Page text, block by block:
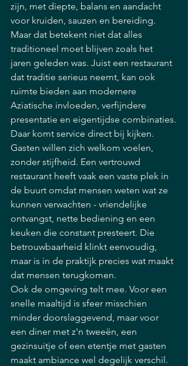
zijn, met diepte, balans en aandacht
voor kruiden, sauzen en bereiding.
Maar dat betekent niet dat alles
traditioneel moet blijven zoals het
jaren geleden was. Juist een restaurant
dat traditie serieus neemt, kan ook
ruimte bieden aan modernere
Aziatische invloeden, verfijndere
presentatie en eigentijdse combinaties.
Daar komt service direct bij kijken.
Gasten willen zich welkom voelen,
zonder stijfheid. Een vertrouwd
restaurant heeft vaak een vaste plek in
de buurt omdat mensen weten wat ze
kunnen verwachten - vriendelijke
ontvangst, nette bediening en een
keuken die constant presteert. Die
betrouwbaarheid klinkt eenvoudig,
maar is in de praktijk precies wat maakt
dat mensen terugkomen.
Ook de omgeving telt mee. Voor een
snelle maaltijd is sfeer misschien
minder doorslaggevend, maar voor
een diner met z'n tweeën, een
gezinsuitje of een etentje met gasten
maakt ambiance wel degelijk verschil.